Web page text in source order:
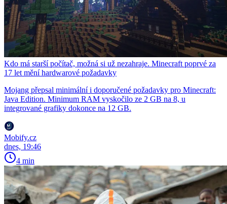
Kdo má starší počítač, možná si už nezahraje. Minecraft poprvé za
17 let mění hardwarové požadavky
Mojang přepsal minimální i doporučené požadavky pro Minecraft:
Java Edition. Minimum RAM vyskočilo ze 2 GB na 8, u
integrované grafiky dokonce na 12 GB.
Mobify.cz
dnes, 19:46
4 min